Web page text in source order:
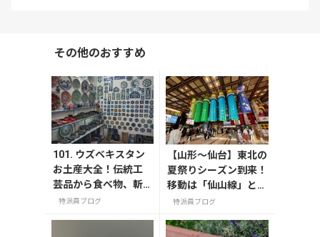
その他のおすすめ
101. ウズベキスタン
お土産大全！伝統工
芸品から食べ物、斬
新ファッションまで
特派員ブログ
【山形〜仙台】東北の
夏祭りシーズン到来！
移動は「仙山線」と
「高速バス」どっちが
特派員ブログ